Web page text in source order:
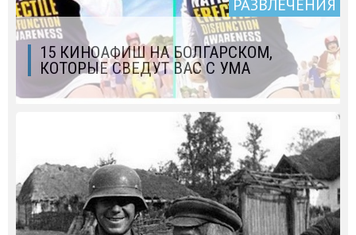
РАЗВЛЕЧЕНИЯ
15 КИНОАФИШ НА БОЛГАРСКОМ,
КОТОРЫЕ СВЕДУТ ВАС С УМА